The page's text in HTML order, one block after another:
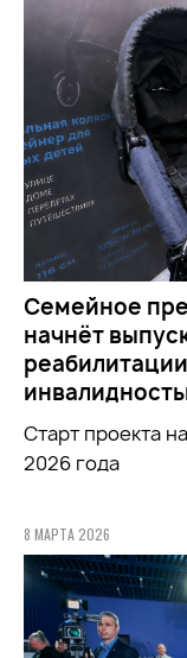
Семейное
начнёт
Старт проекта
2026 года
8 МАРТА 2026